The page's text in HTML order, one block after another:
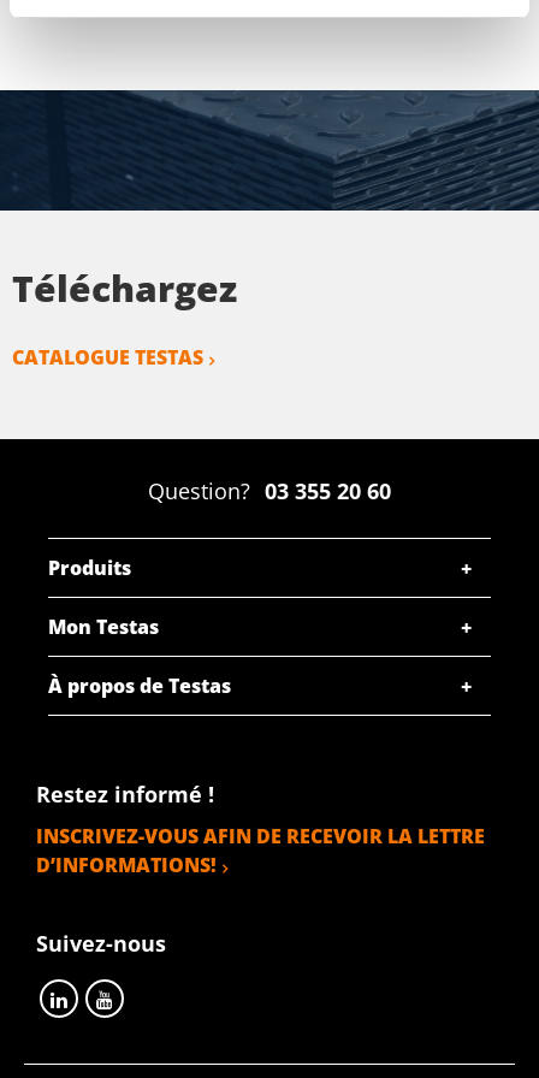
Téléchargez
CATALOGUE TESTAS
Question? 03 355 20 60
Produits
Mon Testas
À propos de Testas
Restez informé !
INSCRIVEZ-VOUS AFIN DE RECEVOIR LA LETTRE
D’INFORMATIONS!
Suivez-nous